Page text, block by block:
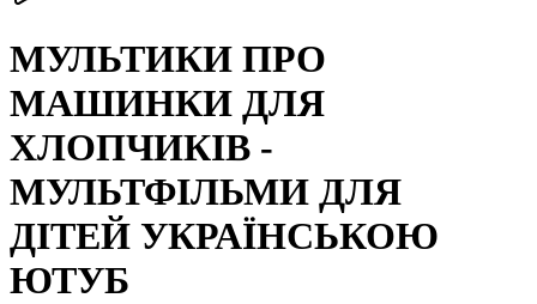
МУЛЬТИКИ ПРО
МАШИНКИ ДЛЯ
ХЛОПЧИКІВ -
МУЛЬТФІЛЬМИ ДЛЯ
ДІТЕЙ УКРАЇНСЬКОЮ
ЮТУБ